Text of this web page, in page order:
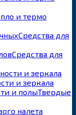
и термо
Средства для
Средства для
и зеркала
Твердые